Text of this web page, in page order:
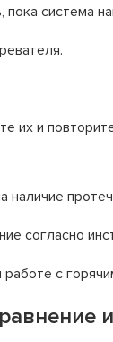
система
их и
наличие
согласно
с